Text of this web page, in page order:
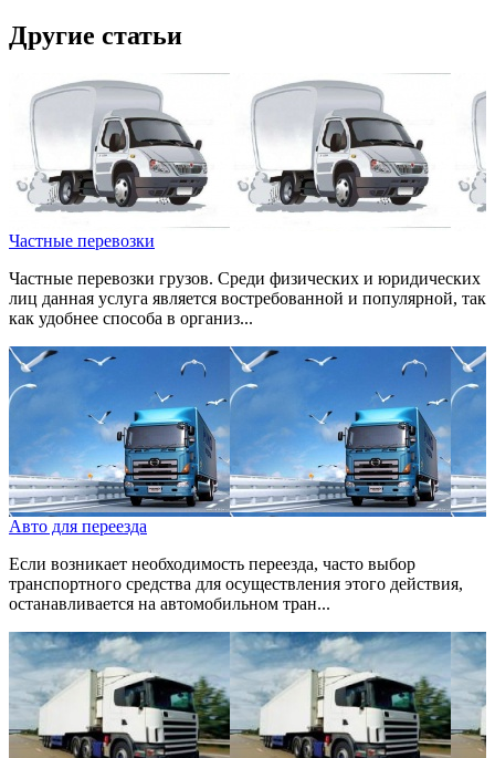
Другие статьи
Частные перевозки
Частные перевозки грузов. Среди физических и юридических
лиц данная услуга является востребованной и популярной, так
как удобнее способа в организ...
Авто для переезда
Если возникает необходимость переезда, часто выбор
транспортного средства для осуществления этого действия,
останавливается на автомобильном тран...